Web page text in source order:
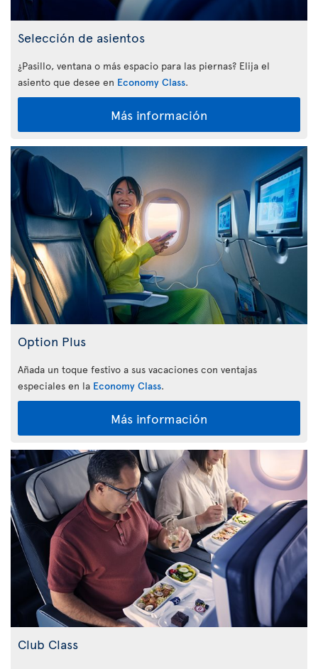
Selección de asientos
¿Pasillo, ventana o más espacio para las piernas? Elija el
asiento que desee en Economy Class.
Más información
Option Plus
Añada un toque festivo a sus vacaciones con ventajas
especiales en la Economy Class.
Más información
Club Class